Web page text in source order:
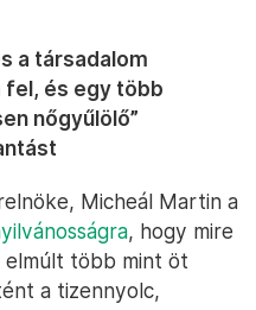
a társadalom
fel, és egy több
nőgyűlölő”
Micheál Martin a
, hogy mire
elmúlt több mint öt
a tizennyolc,